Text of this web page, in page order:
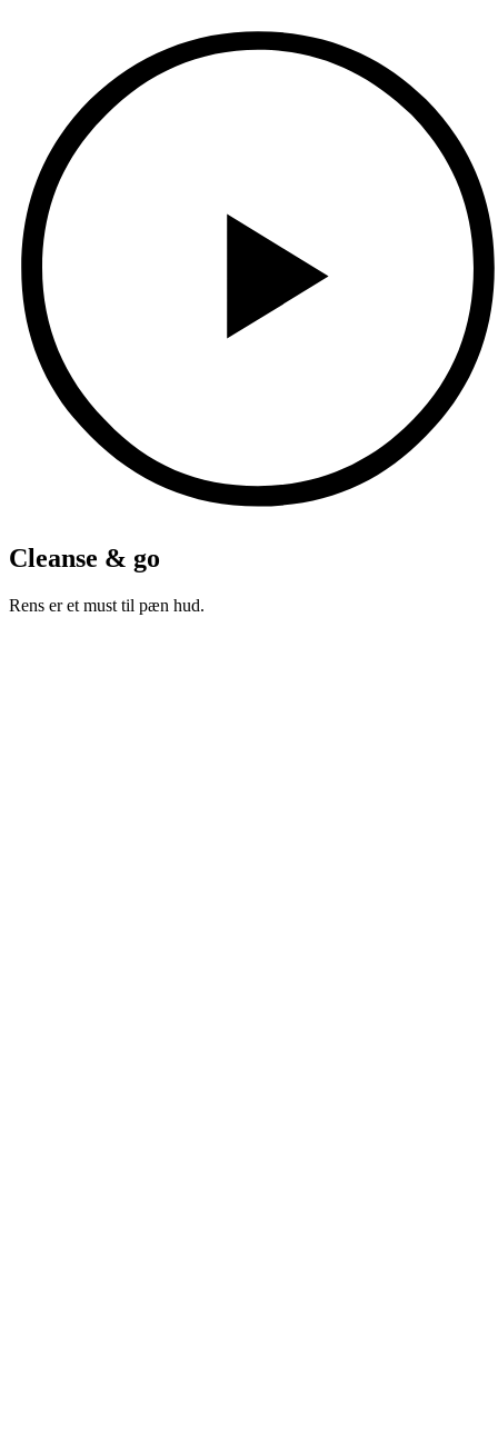
Cleanse & go
Rens er et must til pæn hud.